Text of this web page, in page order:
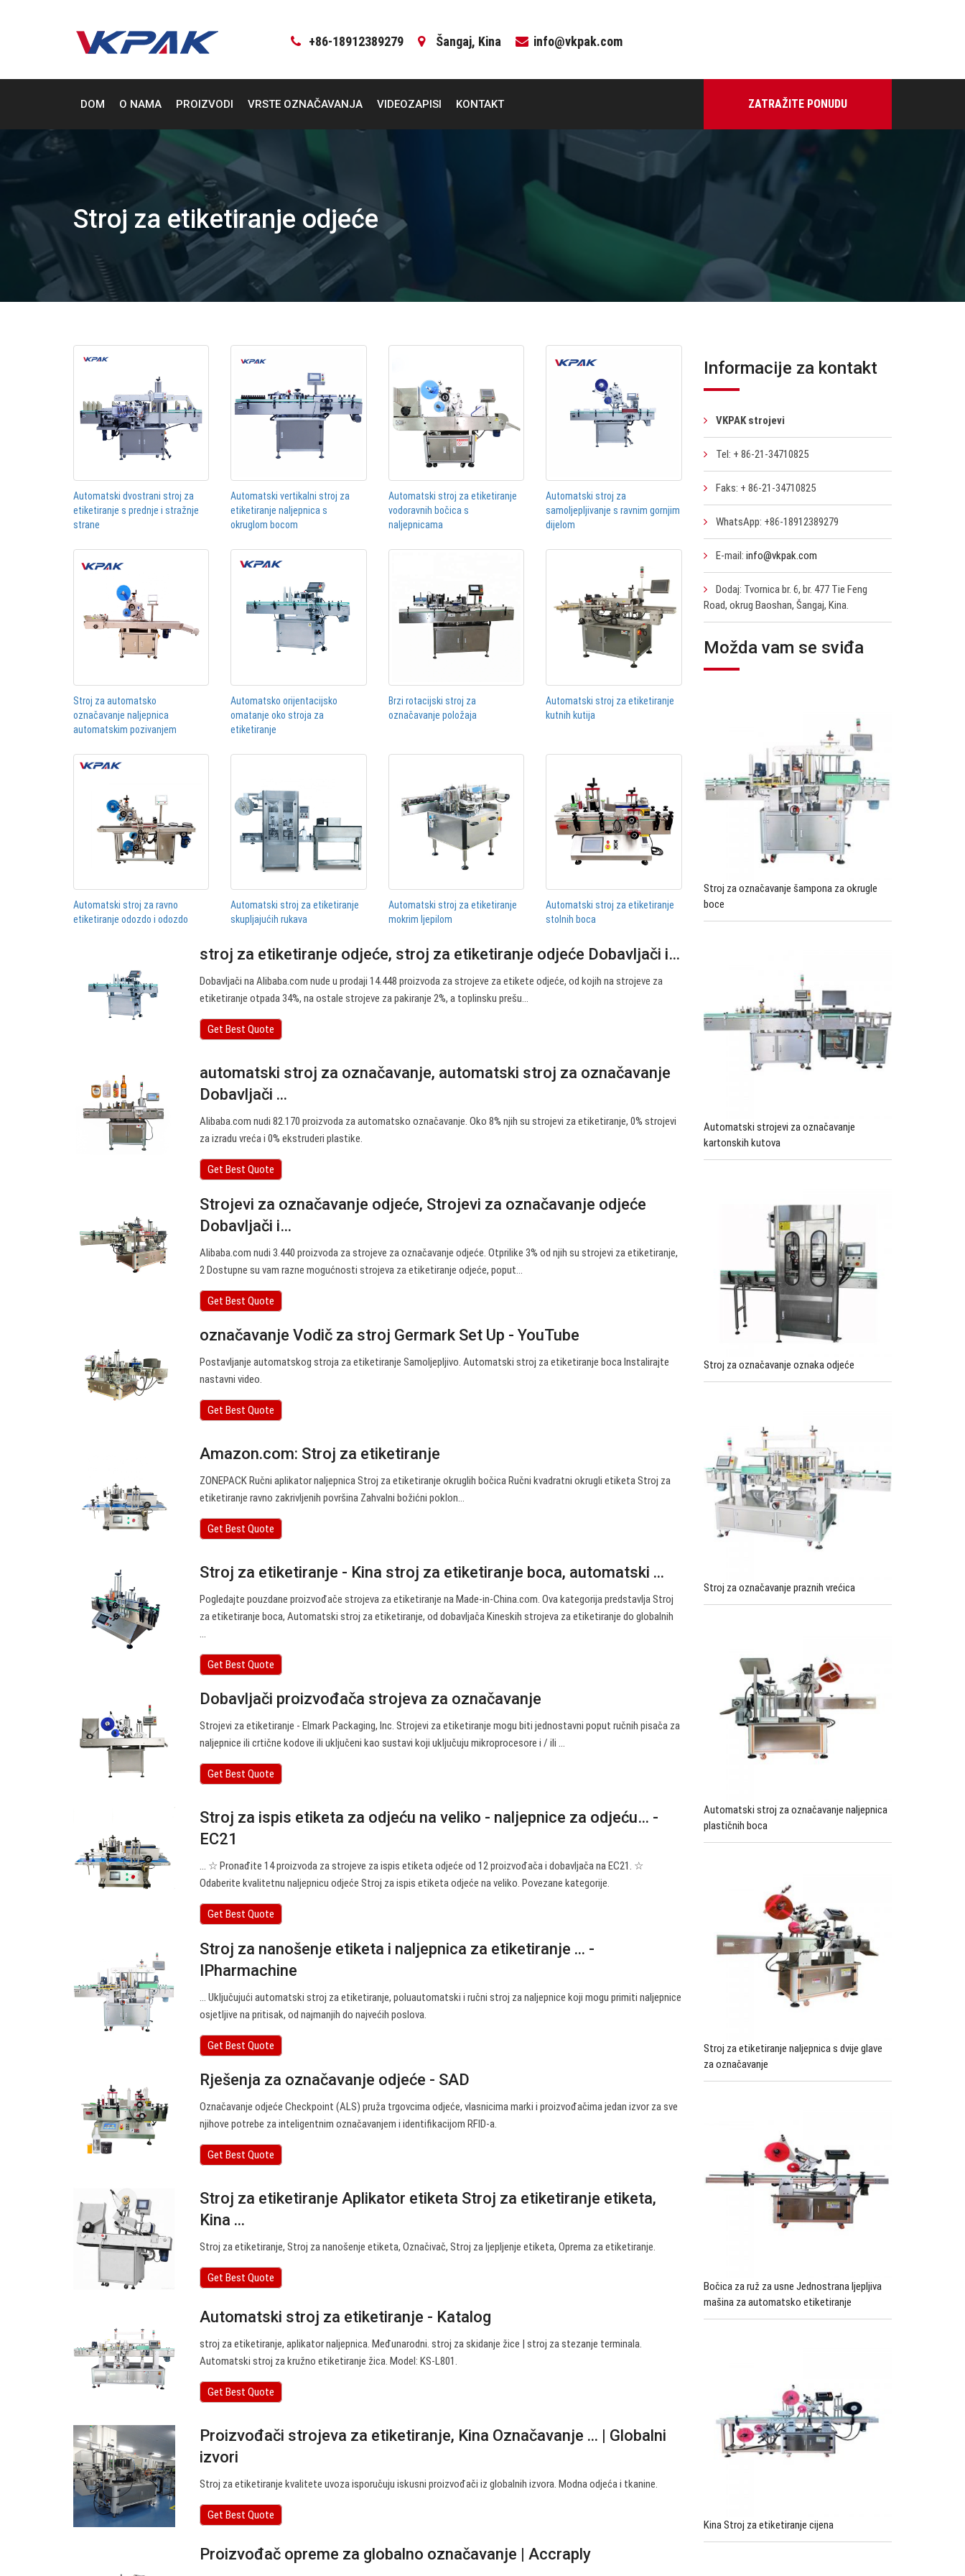
+86-18912389279 Šangaj, Kina info@vkpak.com
DOM O NAMA PROIZVODI VRSTE OZNAČAVANJA VIDEOZAPISI KONTAKT ZATRAŽITE PONUDU
Stroj za etiketiranje odjeće
Automatski dvostrani stroj za
etiketiranje s prednje i stražnje
strane
Automatski vertikalni stroj za
etiketiranje naljepnica s
okruglom bocom
Automatski stroj za etiketiranje
vodoravnih bočica s
naljepnicama
Automatski stroj za
samoljepljivanje s ravnim gornjim
dijelom
Stroj za automatsko
označavanje naljepnica
automatskim pozivanjem
Automatsko orijentacijsko
omatanje oko stroja za
etiketiranje
Brzi rotacijski stroj za
označavanje položaja
Automatski stroj za etiketiranje
kutnih kutija
Automatski stroj za ravno
etiketiranje odozdo i odozdo
Automatski stroj za etiketiranje
skupljajućih rukava
Automatski stroj za etiketiranje
mokrim ljepilom
Automatski stroj za etiketiranje
stolnih boca
stroj za etiketiranje odjeće, stroj za etiketiranje odjeće Dobavljači i…
Dobavljači na Alibaba.com nude u prodaji 14.448 proizvoda za strojeve za etikete odjeće, od kojih na strojeve za
etiketiranje otpada 34%, na ostale strojeve za pakiranje 2%, a toplinsku prešu…
Get Best Quote
automatski stroj za označavanje, automatski stroj za označavanje
Dobavljači ...
Alibaba.com nudi 82.170 proizvoda za automatsko označavanje. Oko 8% njih su strojevi za etiketiranje, 0% strojevi
za izradu vreća i 0% ekstruderi plastike.
Get Best Quote
Strojevi za označavanje odjeće, Strojevi za označavanje odjeće
Dobavljači i…
Alibaba.com nudi 3.440 proizvoda za strojeve za označavanje odjeće. Otprilike 3% od njih su strojevi za etiketiranje,
2 Dostupne su vam razne mogućnosti strojeva za etiketiranje odjeće, poput…
Get Best Quote
označavanje Vodič za stroj Germark Set Up - YouTube
Postavljanje automatskog stroja za etiketiranje Samoljepljivo. Automatski stroj za etiketiranje boca Instalirajte
nastavni video.
Get Best Quote
Amazon.com: Stroj za etiketiranje
ZONEPACK Ručni aplikator naljepnica Stroj za etiketiranje okruglih bočica Ručni kvadratni okrugli etiketa Stroj za
etiketiranje ravno zakrivljenih površina Zahvalni božićni poklon…
Get Best Quote
Stroj za etiketiranje - Kina stroj za etiketiranje boca, automatski ...
Pogledajte pouzdane proizvođače strojeva za etiketiranje na Made-in-China.com. Ova kategorija predstavlja Stroj
za etiketiranje boca, Automatski stroj za etiketiranje, od dobavljača Kineskih strojeva za etiketiranje do globalnih
...
Get Best Quote
Dobavljači proizvođača strojeva za označavanje
Strojevi za etiketiranje - Elmark Packaging, Inc. Strojevi za etiketiranje mogu biti jednostavni poput ručnih pisača za
naljepnice ili crtične kodove ili uključeni kao sustavi koji uključuju mikroprocesore i / ili ...
Get Best Quote
Stroj za ispis etiketa za odjeću na veliko - naljepnice za odjeću… -
EC21
… ☆ Pronađite 14 proizvoda za strojeve za ispis etiketa odjeće od 12 proizvođača i dobavljača na EC21. ☆
Odaberite kvalitetnu naljepnicu odjeće Stroj za ispis etiketa odjeće na veliko. Povezane kategorije.
Get Best Quote
Stroj za nanošenje etiketa i naljepnica za etiketiranje ... -
IPharmachine
… Uključujući automatski stroj za etiketiranje, poluautomatski i ručni stroj za naljepnice koji mogu primiti naljepnice
osjetljive na pritisak, od najmanjih do najvećih poslova.
Get Best Quote
Rješenja za označavanje odjeće - SAD
Označavanje odjeće Checkpoint (ALS) pruža trgovcima odjeće, vlasnicima marki i proizvođačima jedan izvor za sve
njihove potrebe za inteligentnim označavanjem i identifikacijom RFID-a.
Get Best Quote
Stroj za etiketiranje Aplikator etiketa Stroj za etiketiranje etiketa,
Kina ...
Stroj za etiketiranje, Stroj za nanošenje etiketa, Označivač, Stroj za ljepljenje etiketa, Oprema za etiketiranje.
Get Best Quote
Automatski stroj za etiketiranje - Katalog
stroj za etiketiranje, aplikator naljepnica. Međunarodni. stroj za skidanje žice | stroj za stezanje terminala.
Automatski stroj za kružno etiketiranje žica. Model: KS-L801.
Get Best Quote
Proizvođači strojeva za etiketiranje, Kina Označavanje ... | Globalni
izvori
Stroj za etiketiranje kvalitete uvoza isporučuju iskusni proizvođači iz globalnih izvora. Modna odjeća i tkanine.
Get Best Quote
Proizvođač opreme za globalno označavanje | Accraply
Informacije za kontakt
VKPAK strojevi
Tel: + 86-21-34710825
Faks: + 86-21-34710825
WhatsApp: +86-18912389279
E-mail: info@vkpak.com
Dodaj: Tvornica br. 6, br. 477 Tie Feng
Road, okrug Baoshan, Šangaj, Kina.
Možda vam se sviđa
Stroj za označavanje šampona za okrugle
boce
Automatski strojevi za označavanje
kartonskih kutova
Stroj za označavanje oznaka odjeće
Stroj za označavanje praznih vrećica
Automatski stroj za označavanje naljepnica
plastičnih boca
Stroj za etiketiranje naljepnica s dvije glave
za označavanje
Bočica za ruž za usne Jednostrana ljepljiva
mašina za automatsko etiketiranje
Kina Stroj za etiketiranje cijena